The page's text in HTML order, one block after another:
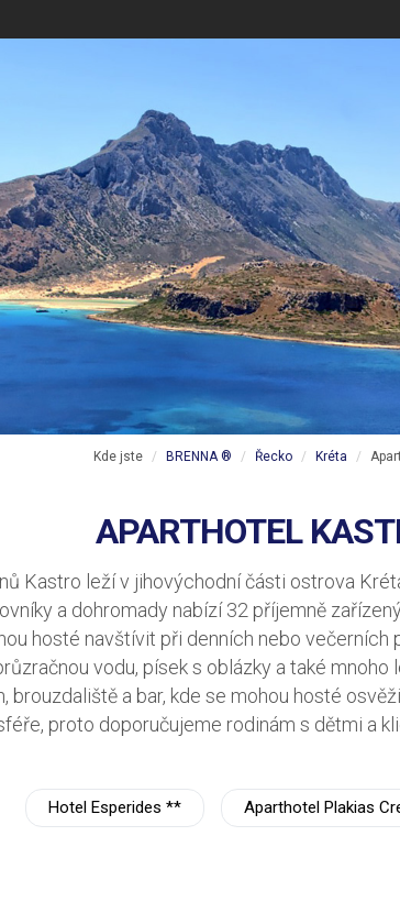
Kde jste BRENNA ® Řecko Kréta
APARTHOTEL
Kastro leží v jihovýchodní části ostrova
a dohromady nabízí 32 příjemně
hosté navštívit při denních nebo
vodu, písek s oblázky a také
brouzdaliště a bar, kde se mohou hosté
proto doporučujeme rodinám s dětmi a
Hotel Esperides ** Aparthotel Plakias